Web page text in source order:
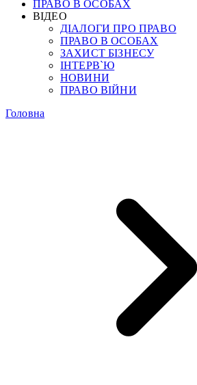
ПРАВО В ОСОБАХ
ВІДЕО
ДІАЛОГИ ПРО ПРАВО
ПРАВО В ОСОБАХ
ЗАХИСТ БІЗНЕСУ
ІНТЕРВ`Ю
НОВИНИ
ПРАВО ВІЙНИ
Головна